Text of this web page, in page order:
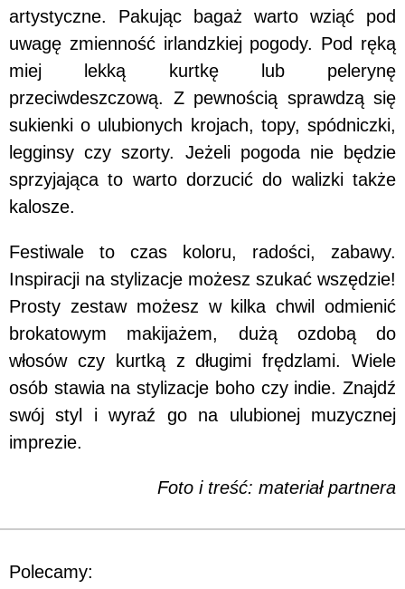
artystyczne. Pakując bagaż warto wziąć pod
uwagę zmienność irlandzkiej pogody. Pod ręką
miej lekką kurtkę lub pelerynę
przeciwdeszczową. Z pewnością sprawdzą się
sukienki o ulubionych krojach, topy, spódniczki,
legginsy czy szorty. Jeżeli pogoda nie będzie
sprzyjająca to warto dorzucić do walizki także
kalosze.
Festiwale to czas koloru, radości, zabawy.
Inspiracji na stylizacje możesz szukać wszędzie!
Prosty zestaw możesz w kilka chwil odmienić
brokatowym makijażem, dużą ozdobą do
włosów czy kurtką z długimi frędzlami. Wiele
osób stawia na stylizacje boho czy indie. Znajdź
swój styl i wyraź go na ulubionej muzycznej
imprezie.
Foto i treść: materiał partnera
Polecamy: